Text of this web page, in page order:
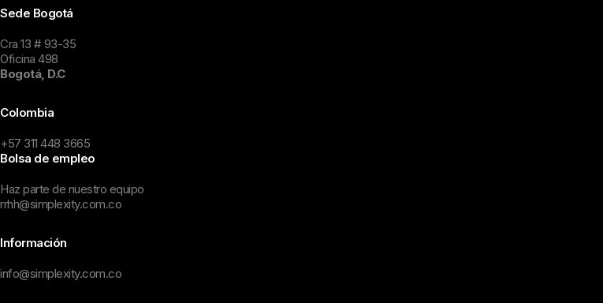
Sede Bogotá
Cra 13 # 93-35
Oficina 498
Bogotá, D.C
Colombia
+57 311 448 3665
Bolsa de empleo
Haz parte de nuestro equipo
rrhh@simplexity.com.co
Información
info@simplexity.com.co